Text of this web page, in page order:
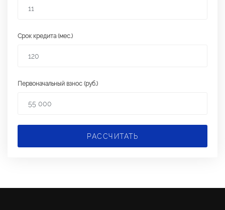
Срок кредита (мес.)
Первоначальный взнос (руб.)
РАССЧИТАТЬ